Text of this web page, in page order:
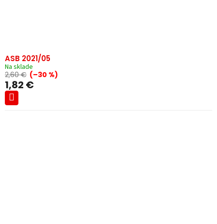
ASB 2021/05
Na sklade
2,60 € (–30 %)
1,82 €